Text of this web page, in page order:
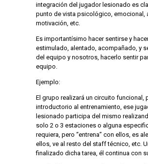
integración del jugador lesionado es
punto de vista psicológico, emocional,
motivación, etc.
Es importantísimo hacer sentirse y
estimulado, alentado, acompañado, y
del equipo y nosotros, hacerlo sentir
equipo.
Ejemplo:
El grupo realizará un circuito funcional,
introductorio al entrenamiento, ese
lesionado participa del mismo
solo 2 o 3 estaciones o alguna
requiera, pero “entrena” con ellos, es
ellos, ve al resto del staff técnico, etc.
finalizado dicha tarea, él continua con